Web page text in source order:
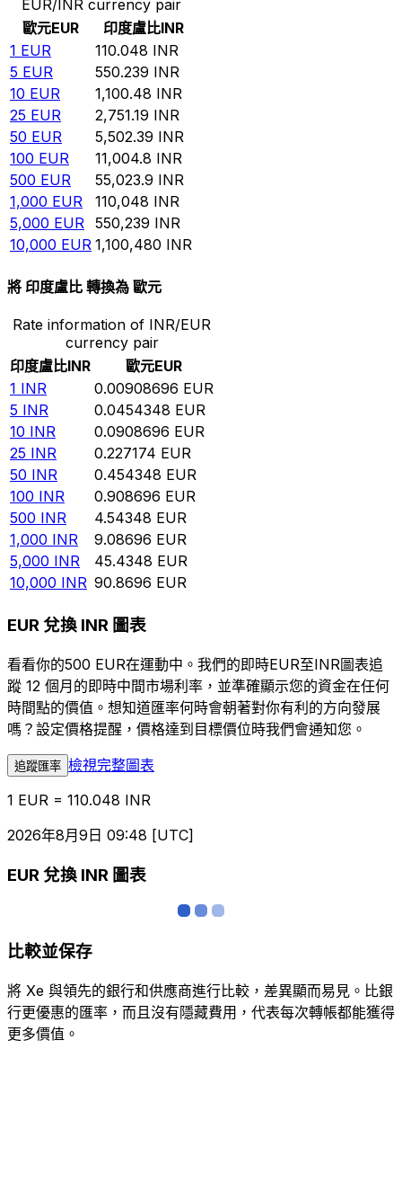
EUR/INR currency pair
歐元EUR 印度盧比INR
1 EUR 110.048 INR
5 EUR 550.239 INR
10 EUR 1,100.48 INR
25 EUR 2,751.19 INR
50 EUR 5,502.39 INR
100 EUR 11,004.8 INR
500 EUR 55,023.9 INR
1,000 EUR 110,048 INR
5,000 EUR 550,239 INR
10,000 EUR 1,100,480 INR
將 印度盧比 轉換為 歐元
Rate information of INR/EUR
currency pair
印度盧比INR 歐元EUR
1 INR 0.00908696 EUR
5 INR 0.0454348 EUR
10 INR 0.0908696 EUR
25 INR 0.227174 EUR
50 INR 0.454348 EUR
100 INR 0.908696 EUR
500 INR 4.54348 EUR
1,000 INR 9.08696 EUR
5,000 INR 45.4348 EUR
10,000 INR 90.8696 EUR
EUR 兌換 INR 圖表
看看你的500 EUR在運動中。我們的即時EUR至INR圖表追
蹤 12 個月的即時中間市場利率，並準確顯示您的資金在任何
時間點的價值。想知道匯率何時會朝著對你有利的方向發展
嗎？設定價格提醒，價格達到目標價位時我們會通知您。
追蹤匯率 檢視完整圖表
1 EUR = 110.048 INR
2026年8月9日 09:48 [UTC]
EUR 兌換 INR 圖表
比較並保存
將 Xe 與領先的銀行和供應商進行比較，差異顯而易見。比銀
行更優惠的匯率，而且沒有隱藏費用，代表每次轉帳都能獲得
更多價值。